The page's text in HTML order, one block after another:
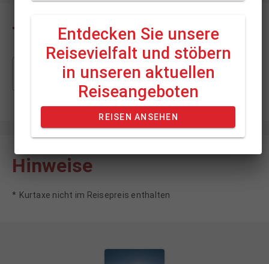
Termine & Preise
-- Alle anzeigen --
Hinweise
Kurtaxe nicht im Reisepreis enthalten
Entdecken Sie unsere
Reisevielfalt und stöbern
in unseren aktuellen
Reiseangeboten
REISEN ANSEHEN
Entdecken Sie unsere
Reisevielfalt und stöbern
in unseren aktuellen
Reiseangeboten
REISEN ANSEHEN